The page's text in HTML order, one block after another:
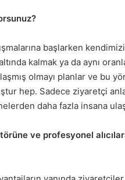
başlarken
altında kalmak ya da aynı
olmayı planlar ve bu
hep. Sadece ziyaretçi
daha fazla insana
ve profesyonel